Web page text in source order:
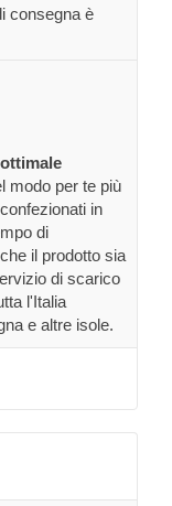
consegna è
modo per te più
in
di
il prodotto sia
di scarico
l'Italia
e altre isole.